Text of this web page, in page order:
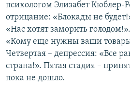
психологом Элизабет Кюблер-
отрицание: «Блокады не
«Нас хотят заморить
«Кому еще нужны ваши
Четвертая – депрессия: «Все
страна!». Пятая стадия –
пока не дошло.